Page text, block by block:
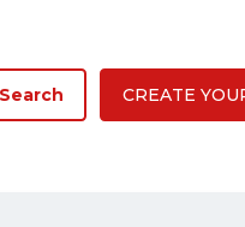
Search CREATE